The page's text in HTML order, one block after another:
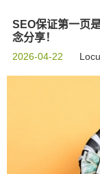
SEO保证第一页
念分享！
2026-04-22